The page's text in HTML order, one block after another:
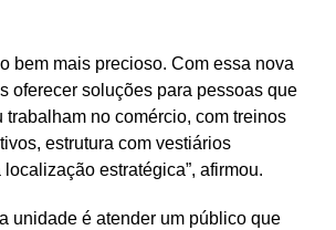
bem mais precioso. Com essa nova
oferecer soluções para pessoas que
trabalham no comércio, com treinos
estrutura com vestiários
estratégica”, afirmou.
unidade é atender um público que